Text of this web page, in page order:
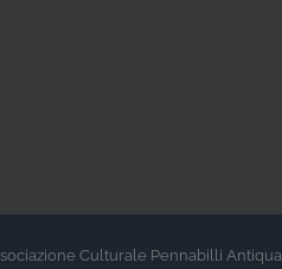
Culturale Pennabilli